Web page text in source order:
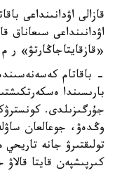
قازالى اۋدانىنداعى
اۋدانىنداعى سىعاناق
«قازقايتاجاڭارتۋ» ر
- باقاتام
بارىسىندا
جۇرگىزىلدى.
وڭدەۋ، جوعالعان
تولىقتىرۋ جانە
كىرپىشپەن قايتا